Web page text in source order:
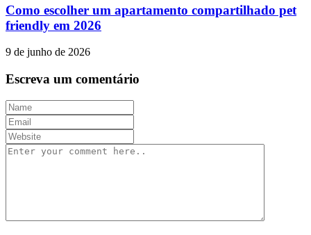
Como escolher um apartamento compartilhado pet
friendly em 2026
9 de junho de 2026
Escreva um comentário